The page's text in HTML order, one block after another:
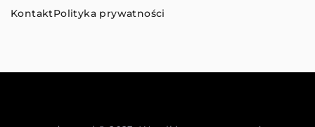
KontaktPolityka prywatności